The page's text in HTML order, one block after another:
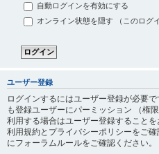
自動ログインを有効にする
オンライン状態を隠す （このログ
ユーザー登録
ログインするにはユーザー登録が必要
も登録ユーザーにパーミッション （権
利用する場合はユーザー登録すること
利用規約とプライバシーポリシーをご
にフォーラムルールをご確認ください。